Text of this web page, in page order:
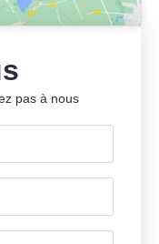
pas à nous